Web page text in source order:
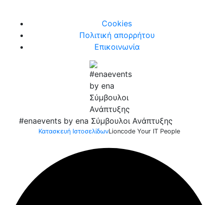
Cookies
Πολιτική απορρήτου
Επικοινωνία
#enaevents by ena Σύμβουλοι Ανάπτυξης
Κατασκευή ΙστοσελίδωνLioncode Your IT People